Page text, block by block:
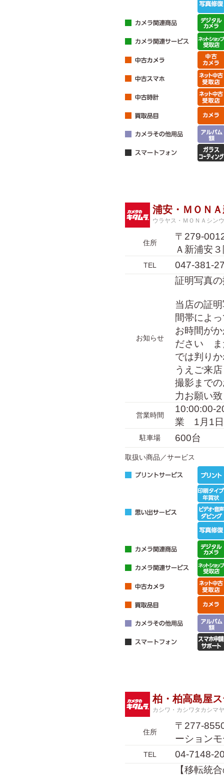
浦安・ＭＯＮ
ウラヤス・ＭＯＮＡシン
住所
〒279-
Ａ新浦安
TEL 047-381-
お知らせ
証明写真
当店の証
間帯によ
お時間が
ださい ま
では判り
うえご来
撮影まで
力お願い
営業時間
10:00:00-
業 1月1日
駐車場 600台
取扱い商品／サービス
柏・柏高島屋
カシワ・カシワタカシマ
住所
〒277-
ーション
TEL
04-7148-
【移転統